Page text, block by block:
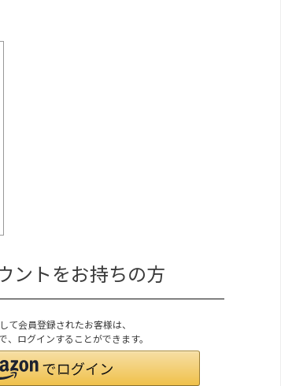
ントをお持ちの方
て会員登録されたお客様は、
ログインすることができます。